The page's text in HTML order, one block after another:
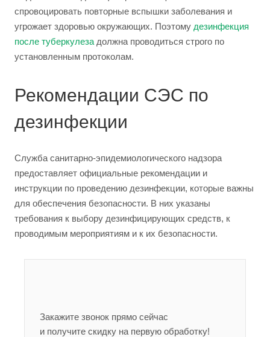
спровоцировать повторные вспышки заболевания и
угрожает здоровью окружающих. Поэтому дезинфекция
после туберкулеза должна проводиться строго по
установленным протоколам.
Рекомендации СЭС по
дезинфекции
Служба санитарно-эпидемиологического надзора
предоставляет официальные рекомендации и
инструкции по проведению дезинфекции, которые важны
для обеспечения безопасности. В них указаны
требования к выбору дезинфицирующих средств, к
проводимым мероприятиям и к их безопасности.
Закажите звонок прямо сейчас
и получите скидку на первую обработку!